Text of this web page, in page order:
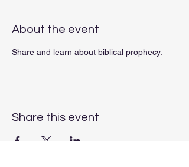
About the event
Share and learn about biblical prophecy.
Share this event